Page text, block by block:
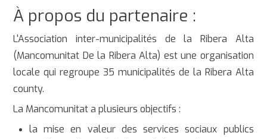
À propos du partenaire :
L'Association inter-municipalités de la Ribera Alta
(Mancomunitat De la Ribera Alta) est une organisation
locale qui regroupe 35 municipalités de la Ribera Alta
county.
La Mancomunitat a plusieurs objectifs :
la mise en valeur des services sociaux publics